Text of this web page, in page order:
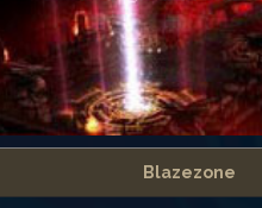
Blazezone